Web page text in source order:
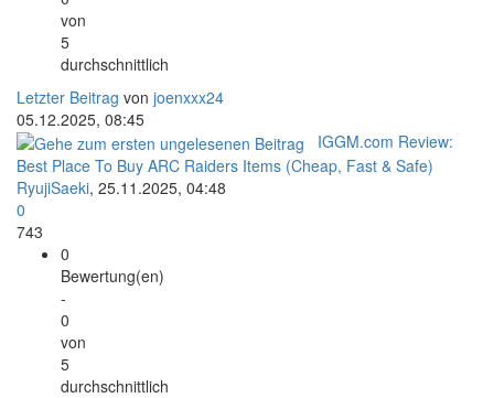
von
5
durchschnittlich
Letzter Beitrag von joenxxx24
05.12.2025, 08:45
IGGM.com Review:
Best Place To Buy ARC Raiders Items (Cheap, Fast & Safe)
RyujiSaeki, 25.11.2025, 04:48
0
743
0
Bewertung(en)
-
0
von
5
durchschnittlich